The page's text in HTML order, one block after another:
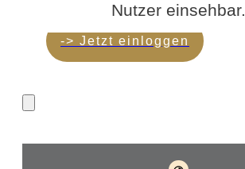
Nutzer einsehbar.
-> Jetzt einloggen